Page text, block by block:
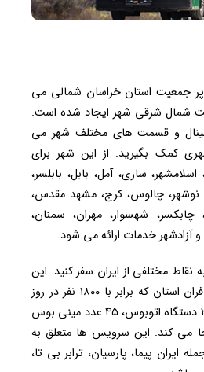
جمعیت استان خراسان شمالی می
شمال شرقی شهر ایجاد شده است.
و قسمت های مختلف شهر می
کمک بگیرید. از این شهر برای
ساری، آمل، بابل، بابلسر،
نوشهر، چالوس، کرج، مشهد مقدس،
چابکسر، شهسوار، مهران، سمنان،
آزادشهر خدمات ارائه می شود.
نقاط مختلفی از ایران سفر کنید. این
ترمینال حدود ۱۶% از مسافران استان که برابر با ۱۸۰۰ نفر در روز
می شود را با استفاده از ۳۰ دستگاه اتوبوس، ۴۵ عدد مینی بوس
جا می کند. این سرویس ها متعلق به
ایران پیما، پارسیان، ترابر بی تا،